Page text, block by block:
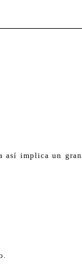
así implica un gran